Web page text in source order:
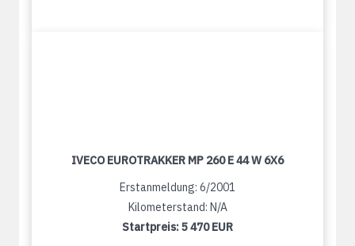
IVECO EUROTRAKKER MP 260 E 44 W 6X6
Erstanmeldung: 6/2001
Kilometerstand: N/A
Startpreis:5 470 EUR